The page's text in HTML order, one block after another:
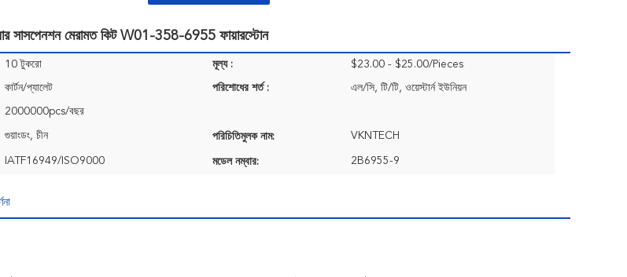
সাসপেনশন মেরামত কিট W01-358-6955 ফায়ারস্টোন
10 টুকরো মূল্য : $23.00 - $25.00/Pieces
কার্টন/প্যালেট পরিশোধের শর্ত : এল/সি, টি/টি, ওয়েস্টার্ন ইউনিয়ন
2000000pcs/বছর
গুয়াংডং, চীন পরিচিতিমুলক নাম: VKNTECH
IATF16949/ISO9000 মডেল নম্বার: 2B6955-9